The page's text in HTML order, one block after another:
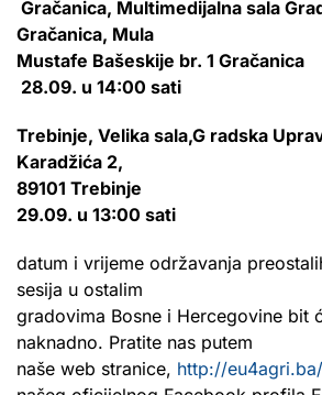
Gračanica, Multimedijalna sala
Gračanica, Mula
Mustafe Bašeskije br. 1 Gračanica
28.09. u 14:00 sati
Trebinje, Velika sala,G radska
Karadžića 2,
89101 Trebinje
29.09. u 13:00 sati
datum i vrijeme održavanja
sesija u ostalim
gradovima Bosne i Hercegovine bit
naknadno. Pratite nas putem
naše web stranice, http://eu4agri.ba/